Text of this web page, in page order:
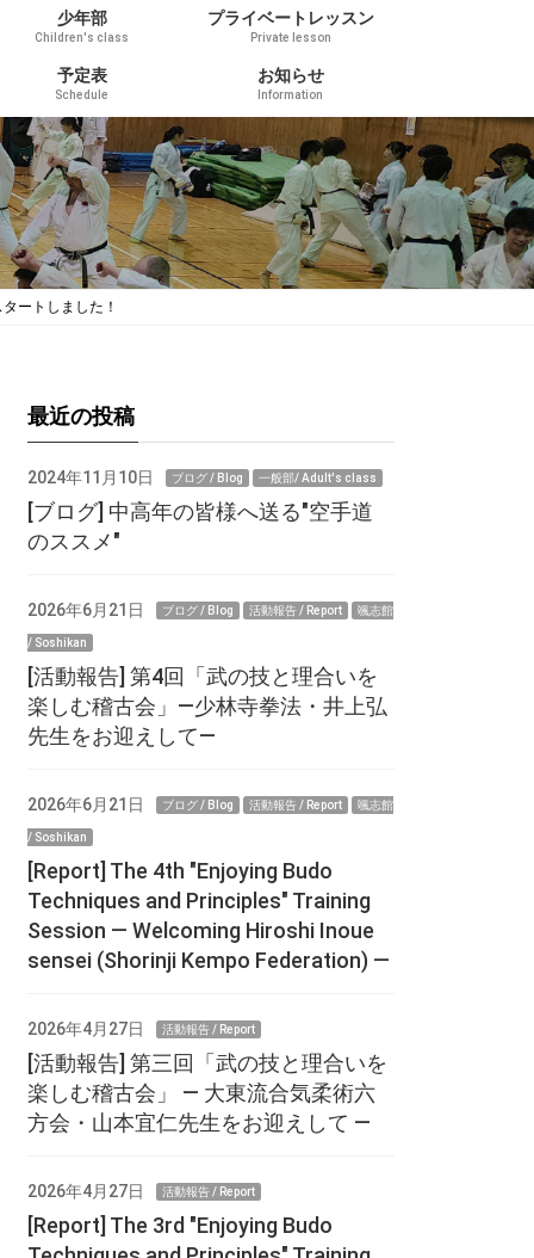
少年部
Children's class
プライベートレッスン
Private lesson
予定表
Schedule
お知らせ
Information
ートしました！
最近の投稿
2024年11月10日 ブログ / Blog 一般部/ Adult's class
[ブログ] 中高年の皆様へ送る"空手道
のススメ"
2026年6月21日 ブログ / Blog 活動報告 / Report 颯志館
/ Soshikan
[活動報告] 第4回「武の技と理合いを
楽しむ稽古会」—少林寺拳法・井上弘
先生をお迎えして—
2026年6月21日 ブログ / Blog 活動報告 / Report 颯志館
/ Soshikan
[Report] The 4th "Enjoying Budo
Techniques and Principles" Training
Session — Welcoming Hiroshi Inoue
sensei (Shorinji Kempo Federation) —
2026年4月27日 活動報告 / Report
[活動報告] 第三回「武の技と理合いを
楽しむ稽古会」 ― 大東流合気柔術六
方会・山本宜仁先生をお迎えして ―
2026年4月27日 活動報告 / Report
[Report] The 3rd "Enjoying Budo